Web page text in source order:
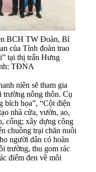
BCH TW Đoàn, Bí
của Tỉnh đoàn trao
tại thị trấn Hưng
TĐNA
niên sẽ tham gia
trường nông thôn. Cụ
bích họa”, “Cột điện
nhà cửa, vườn, ao,
cổng; xây dựng công
chuồng trại chăn nuôi
người dân có hoàn
trường, thu gom rác
điểm đen về môi